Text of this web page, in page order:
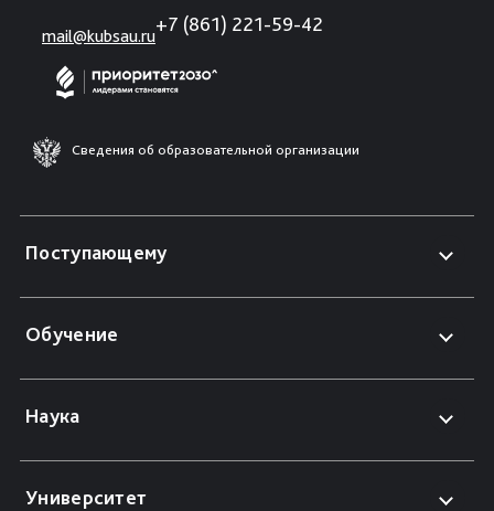
mail@kubsau.ru
+7 (861) 221-59-42
Сведения об образовательной организации
Поступающему
Обучение
Наука
Университет